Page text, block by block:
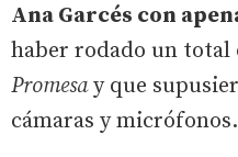
Ana Garcés con
haber rodado un total
Promesay que
cámaras y micrófonos.